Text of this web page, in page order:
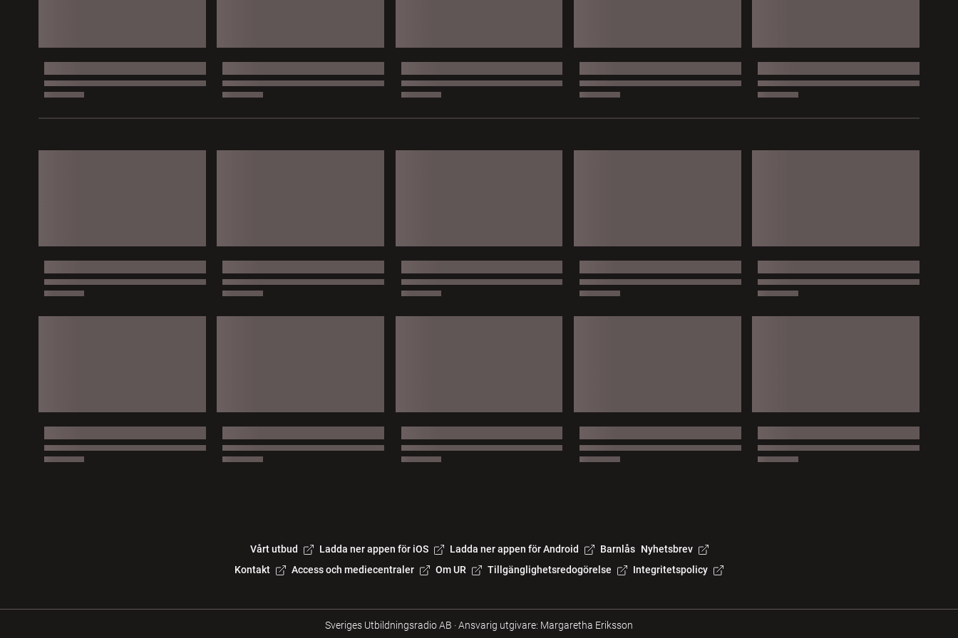
Vårt utbud Ladda ner appen för iOS Ladda ner appen för Android Barnlås Nyhetsbrev
Kontakt
Access och mediecentraler Om UR Tillgänglighetsredogörelse Integritetspolicy
Sveriges Utbildningsradio AB ·Ansvarig utgivare: Margaretha Eriksson